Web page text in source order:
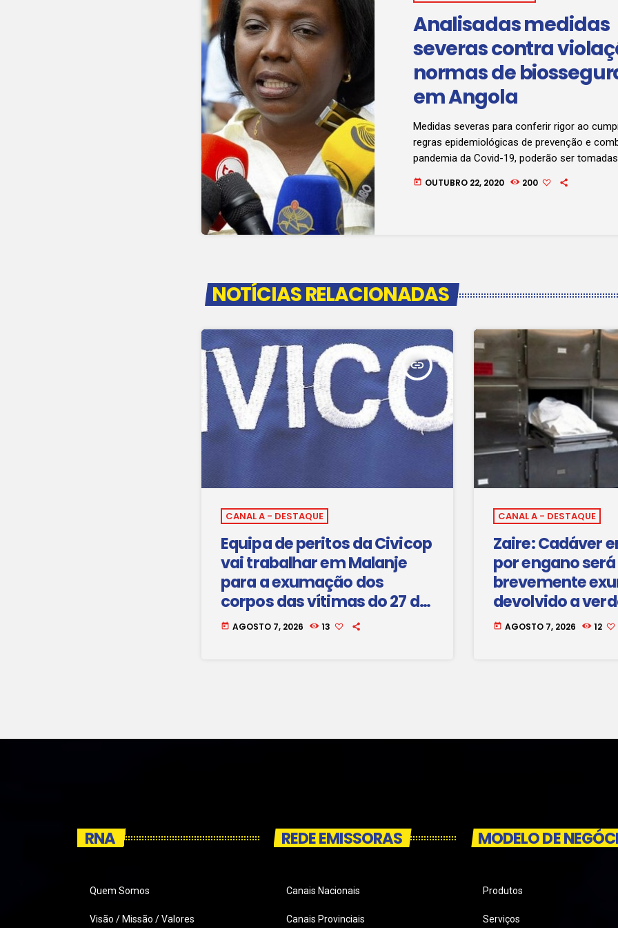
Analisadas medidas
severas contra
normas de
em Angola
Medidas severas para conferir rigor ao
regras epidemiológicas de prevenção e
pandemia da Covid-19, poderão ser
mesmas, de acordo coma a titular da pasta
today OUTUBRO 22, 2020 200
NOTÍCIAS RELACIONADAS
insert_link
CANAL A - DESTAQUE
Equipa de peritos da Civicop
vai trabalhar em Malanje
para a exumação dos
corpos das vítimas do 27 de
Maio.
today AGOSTO 7, 2026 13
CANAL A - DESTAQUE
Zaire: Cadáver
por engano será
brevemente
devolvido a
família
today AGOSTO 7, 2026 12
RNA
Quem Somos
Visão / Missão / Valores
REDE EMISSORAS
Canais Nacionais
Canais Provinciais
MODELO DE
Produtos
Serviços